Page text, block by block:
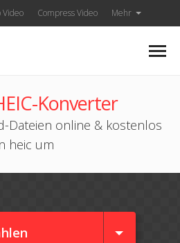
Video Compress Video Mehr
Konverter
Dateien online & kostenlos
heic um